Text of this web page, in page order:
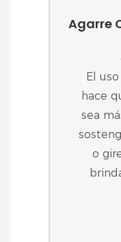
Agarre
El
hace
sea
o